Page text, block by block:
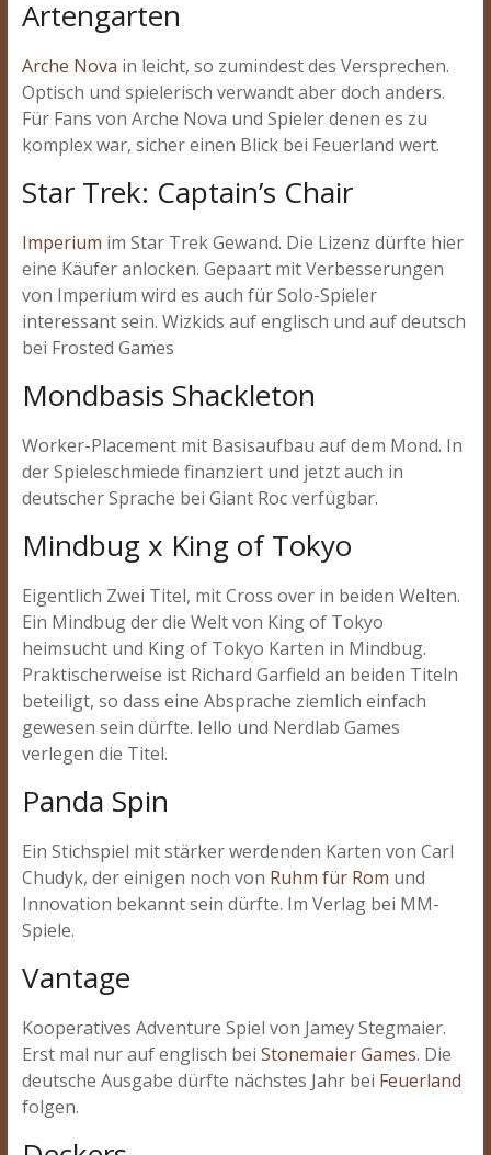
Artengarten
Arche Nova in leicht, so zumindest des Versprechen.
Optisch und spielerisch verwandt aber doch anders.
Für Fans von Arche Nova und Spieler denen es zu
komplex war, sicher einen Blick bei Feuerland wert.
Star Trek: Captain’s Chair
Imperium im Star Trek Gewand. Die Lizenz dürfte hier
eine Käufer anlocken. Gepaart mit Verbesserungen
von Imperium wird es auch für Solo-Spieler
interessant sein. Wizkids auf englisch und auf deutsch
bei Frosted Games
Mondbasis Shackleton
Worker-Placement mit Basisaufbau auf dem Mond. In
der Spieleschmiede finanziert und jetzt auch in
deutscher Sprache bei Giant Roc verfügbar.
Mindbug x King of Tokyo
Eigentlich Zwei Titel, mit Cross over in beiden Welten.
Ein Mindbug der die Welt von King of Tokyo
heimsucht und King of Tokyo Karten in Mindbug.
Praktischerweise ist Richard Garfield an beiden Titeln
beteiligt, so dass eine Absprache ziemlich einfach
gewesen sein dürfte. Iello und Nerdlab Games
verlegen die Titel.
Panda Spin
Ein Stichspiel mit stärker werdenden Karten von Carl
Chudyk, der einigen noch von Ruhm für Rom und
Innovation bekannt sein dürfte. Im Verlag bei MM-
Spiele.
Vantage
Kooperatives Adventure Spiel von Jamey Stegmaier.
Erst mal nur auf englisch bei Stonemaier Games. Die
deutsche Ausgabe dürfte nächstes Jahr bei Feuerland
folgen.